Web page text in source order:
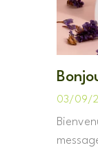
03/09/